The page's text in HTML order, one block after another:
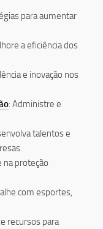
para aumentar
a eficiência dos
e inovação nos
: Administre e
talentos e
na proteção
com esportes,
recursos para